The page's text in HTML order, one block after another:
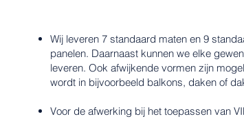
Wij leveren 7 standaard maten en 9
panelen. Daarnaast kunnen we elke
leveren. Ook afwijkende vormen zijn
wordt in bijvoorbeeld balkons, daken of
Voor de afwerking bij het toepassen van